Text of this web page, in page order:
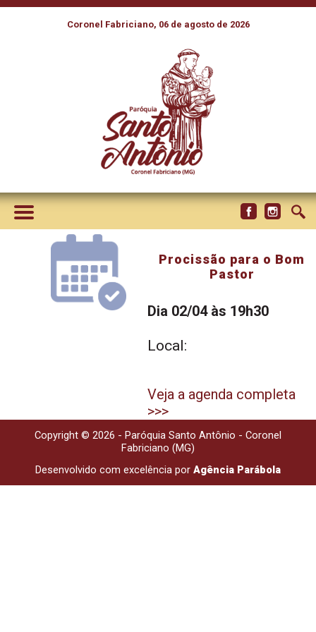
Coronel Fabriciano, 06 de agosto de 2026
Procissão para o Bom
Pastor
Dia 02/04 às 19h30
Local:
Veja a agenda completa
>>>
Copyright © 2026 - Paróquia Santo Antônio - Coronel
Fabriciano (MG)
Desenvolvido com excelência por Agência Parábola